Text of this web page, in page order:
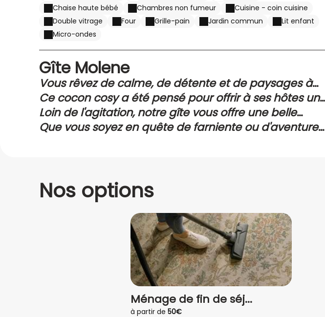
Chaise haute bébé
Chambres non fumeur
Cuisine - coin cuisine
Double vitrage
Four Grille-pain Jardin commun
Lit enfant
Micro-ondes
Gîte Molene
Vous rêvez de calme, de détente et de paysages à
couper le souffle ? Notre petit gîte, idéalement situé à
deux pas de la mer, vous accueille pour une
escapade romantique ou un moment de tranquillité
Ce cocon cosy a été pensé pour offrir à ses hôtes un
confort simple et chaleureux. Avec sa décoration
soignée et son ambiance apaisante, il est l'endroit
Loin de l'agitation, notre gîte vous offre une belle
opportunité de vivre au rythme de la mer. Laissez-
Que vous soyez en quête de farniente ou d'aventures,
Nos options
Ménage de fin de séj...
à partir de 50€